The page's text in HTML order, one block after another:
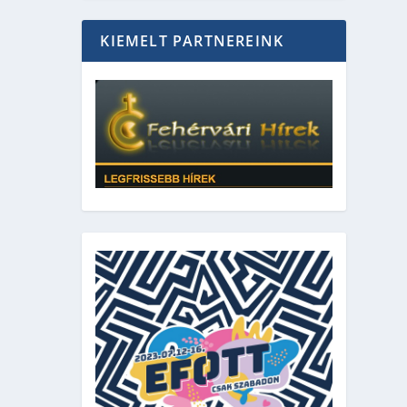
KIEMELT PARTNEREINK